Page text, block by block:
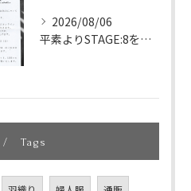
2026/08/06
平素よりSTAGE:8をご利用いただき、誠にありがとうござい...
Tags